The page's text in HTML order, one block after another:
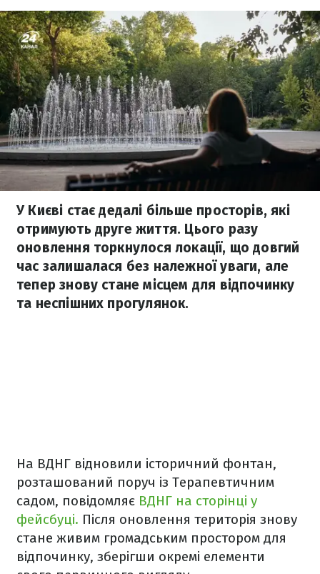
У Києві стає дедалі більше просторів, які
отримують друге життя. Цього разу
оновлення торкнулося локації, що довгий
час залишалася без належної уваги, але
тепер знову стане місцем для відпочинку
та неспішних прогулянок.
На ВДНГ відновили історичний фонтан,
розташований поруч із Терапевтичним
садом, повідомляє ВДНГ на сторінці у
фейсбуці. Після оновлення територія знову
стане живим громадським простором для
відпочинку, зберігши окремі елементи